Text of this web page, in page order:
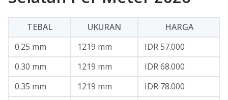
TEBAL UKURAN
HARGA
0.25 mm
1219 mm
IDR 57.000
0.30 mm
1219 mm
IDR 68.000
0.35 mm
1219 mm
IDR 78.000